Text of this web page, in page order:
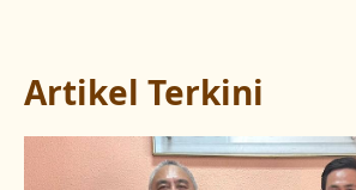
Artikel Terkini